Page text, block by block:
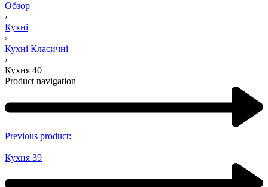
Обзор
›
Кухні
›
Кухні Класичні
›
Кухня 40
Product navigation
Previous product:
Кухня 39